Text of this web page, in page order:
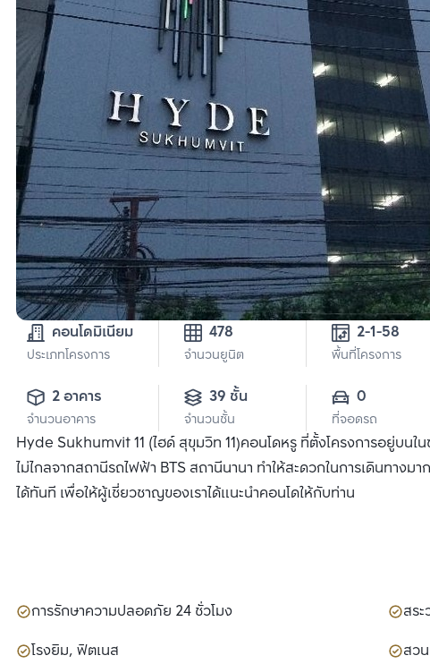
คอนโดมิเนียม
ประเภทโครงการ
478
จำนวนยูนิต
2-1-58
พื้นที่โครงการ
2 อาคาร
จำนวนอาคาร
39 ชั้น
จำนวนชั้น
0
ที่จอดรถ
Hyde Sukhumvit 11 (ไฮด์ สุขุมวิท 11)คอนโดหรู ที่ตั้งโครงการอยู่บนใ
ไม่ไกลจากสถานีรถไฟฟ้า BTS สถานีนานา ทำให้สะดวกในการเดินทาง
ได้ทันที เพื่อให้ผู้เชี่ยวชาญของเราได้แนะนำคอนโดให้กับท่าน
การรักษาความปลอดภัย 24 ชั่วโมง
สร
โรงยิม, ฟิตเนส
สว